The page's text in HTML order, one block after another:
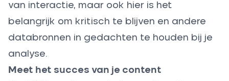
van interactie, maar ook hier is het
belangrijk om kritisch te blijven en andere
databronnen in gedachten te houden bij je
analyse.
Meet het succes van je content